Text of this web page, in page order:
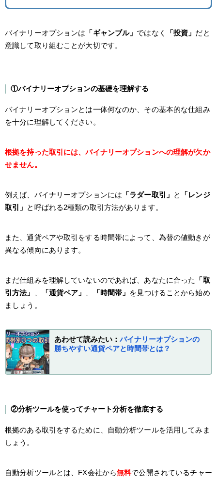
バイナリーオプションは 「ギャンブル」 ではなく 「投資」 だと
意識して取り組むことが大切です。
①バイナリーオプションの基礎を理解する
バイナリーオプションとは一体何なのか、その基本的な仕組み
を十分に理解してください。
根拠を持った取引には、バイナリーオプションへの理解が欠か
せません。
例えば、バイナリーオプションには 「ラダー取引」 と
「レンジ
取引」 と呼ばれる2種類の取引方法があります。
また、通貨ペアや取引をする時間帯によって、為替の値動きが
異なる傾向にあります。
まだ仕組みを理解していないのであれば、あなたに合った
「取
引方法」
「通貨ペア」 「時間帯」 を見つけることから始め
ましょう。
あわせて読みたい： バイナリーオプションの
勝ちやすい通貨ペアと時間帯とは？
②分析ツールを使ってチャート分析を徹底する
根拠のある取引をするために、自動分析ツールを活用してみま
しょう。
自動分析ツールとは、FX会社から無料で公開されているチャー